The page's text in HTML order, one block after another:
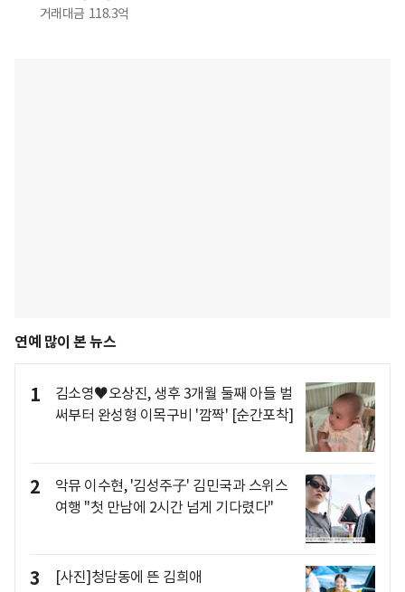
거래대금 118.3억
연예 많이 본 뉴스
1
김소영♥오상진, 생후 3개월 둘째 아들 벌
써부터 완성형 이목구비 '깜짝' [순간포착]
2
악뮤 이수현, '김성주子' 김민국과 스위스
여행 "첫 만남에 2시간 넘게 기다렸다"
3 [사진]청담동에 뜬 김희애